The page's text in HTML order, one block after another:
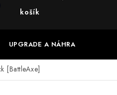
košík
UPGRADE A NÁHRADNÍ DÍLY
[BattleAxe]